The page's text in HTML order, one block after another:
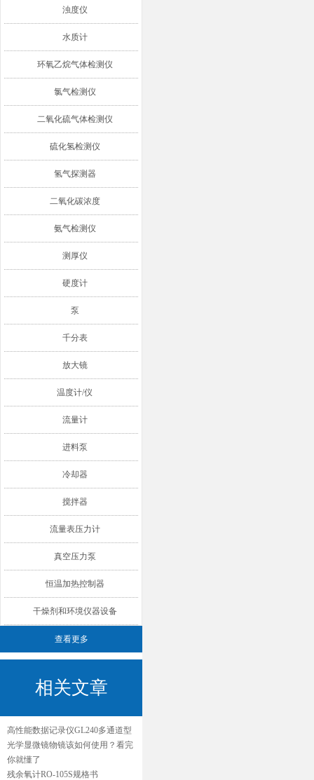
浊度仪
水质计
环氧乙烷气体检测仪
氯气检测仪
二氧化硫气体检测仪
硫化氢检测仪
氢气探测器
二氧化碳浓度
氨气检测仪
测厚仪
硬度计
泵
千分表
放大镜
温度计/仪
流量计
进料泵
冷却器
搅拌器
流量表压力计
真空压力泵
恒温加热控制器
干燥剂和环境仪器设备
查看更多
相关文章
高性能数据记录仪GL240多通道型
光学显微镜物镜该如何使用？看完
你就懂了
残余氧计RO-105S规格书